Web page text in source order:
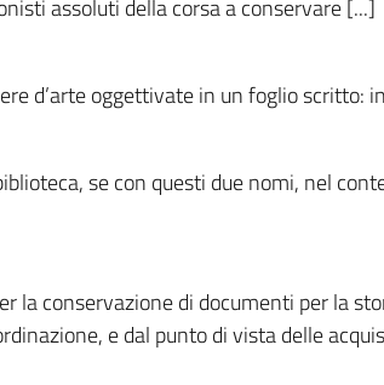
assoluti della corsa a conservare [...]
d’arte oggettivate in un foglio scritto:
se con questi due nomi, nel
la conservazione di documenti per la
e dal punto di vista delle